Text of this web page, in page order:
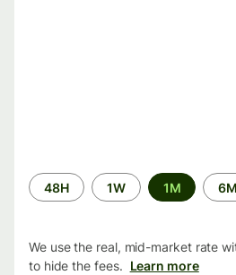
Time
period
48H 1W 1M 6M
We use the real, mid-market rate
to hide the fees. Learn more